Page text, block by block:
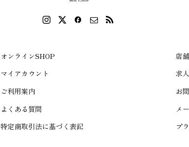
オンラインSHOP
マイアカウント
ご利用案内
よくある質問
特定商取引法に基づく表記
店
求
お
メ
プ